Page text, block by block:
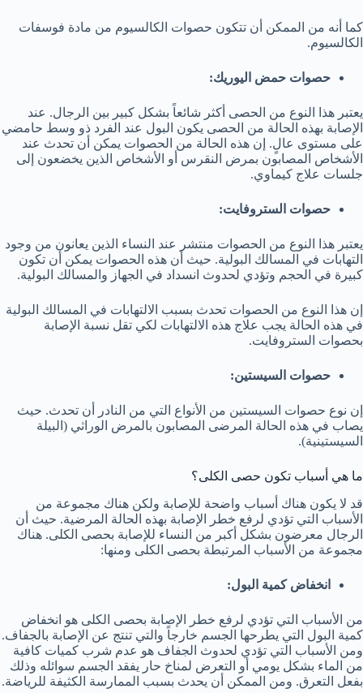
كما أنه من الممكن أن تتكون حصوات الكالسيوم من مادة فوسفات
الكالسيوم.
حصوات حمض اليوريك:
يعتبر هذا النوع من الحصى أكثر شائعاً بشكل كبير بين الرجال. عند
الإصابة بهذه الحالة من الحصى يكون البول عند الفرد ذو وسط حامضي
على مستوى عالٍ. إن هذه الحالة من الحصوات يمكن أن تحدث عند
الأشخاص المصابون بمرض النقرس أو الأشخاص الذين يخضعون إلى
جلسات علاج كيماوي.
حصوات الستروفايت:
يعتبر هذا النوع من الحصوات منتشر عند النساء الذين يعانون من وجود
التهابات في المسالك البولية. حيث أن هذه الحصوات يمكن أن تكون
كبيرة في الحجم وتؤدي لحدوث انسداد في الجهاز والمسالك البولية.
إن هذا النوع من الحصوات تحدث بسبب الالتهابات في المسالك البولية
في هذه الحالة يجب علاج هذه الالتهابات لكي تقل نسبة الإصابة
بحصوات الستروفايت.
حصوات السيستين:
إن نوع حصوات السيستين من الأنواع التي من النادر أن تحدث. حيث
يصاب في هذه الحالة المرضى المصابون بالمرض الوراثي (البيلة
السيستينية).
ما هي أسباب تكون حصى الكلى؟
قد لا يكون هناك أسباب واضحة للإصابة ولكن هناك مجموعة من
الأسباب التي تؤدي لرفع خطر الإصابة بهذه الحالة المرضية. حيث أن
الرجال معرضون بشكل أكبر من النساء للإصابة بحصى الكلى. هناك
مجموعة من الأسباب المرتبطة بحصى الكلى ومنها:
انخفاض كمية البول:
من الأسباب التي تؤدي لرفع خطر الإصابة بحصى الكلى هو انخفاض
كمية البول التي يطرحها الجسم خارجاً والتي تنتج عن الإصابة بالجفاف.
ومن الأسباب التي تؤدي لحدوث الجفاف هو عدم شرب كميات كافية
من الماء بشكل يومي أو التعرض لمناخ حار يفقد الجسم سوائله وذلك
بفعل التعرق. ومن الممكن أن يحدث بسبب الممارسة الكثيفة للرياضة.